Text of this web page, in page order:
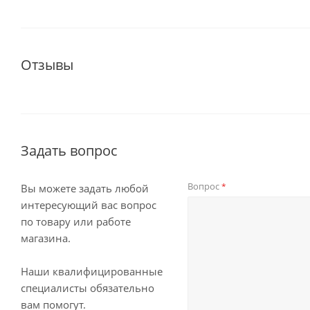
Отзывы
Задать вопрос
Вы можете задать любой
интересующий вас вопрос
по товару или работе
магазина.
Наши квалифицированные
специалисты обязательно
вам помогут.
Вопрос*